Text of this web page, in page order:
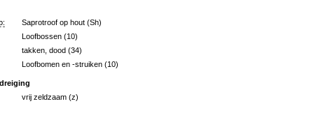
Saprotroof op hout (Sh)
Loofbossen (10)
takken, dood (34)
Loofbomen en -struiken (10)
vrij zeldzaam (z)